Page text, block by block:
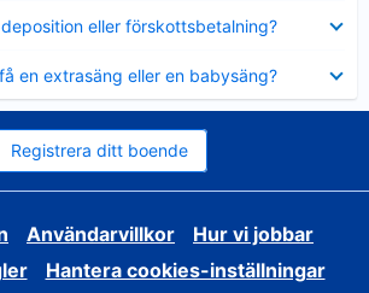
eller förskottsbetalning?
en extrasäng eller en babysäng?
Registrera ditt boende
Användarvillkor
Hur vi jobbar
Hantera cookies-inställningar